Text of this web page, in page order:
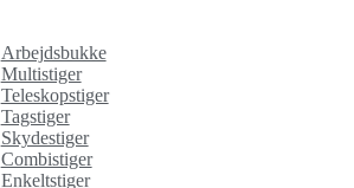
Arbejdsbukke
Multistiger
Teleskopstiger
Tagstiger
Skydestiger
Combistiger
Enkeltstiger